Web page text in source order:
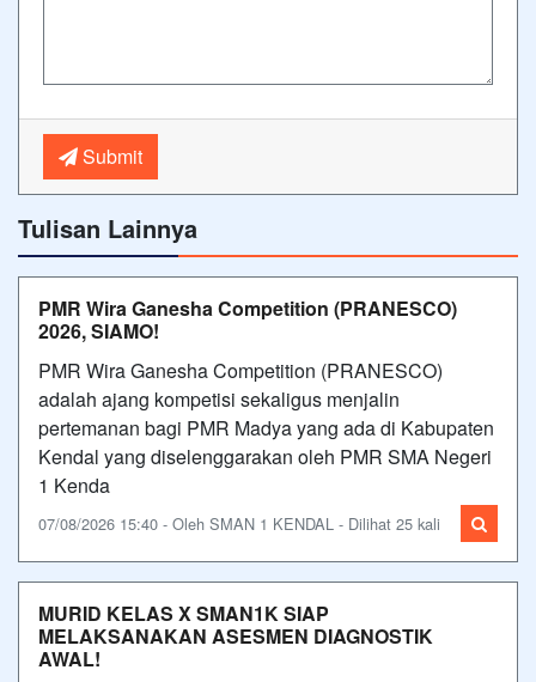
Submit
Tulisan Lainnya
PMR Wira Ganesha Competition (PRANESCO)
2026, SIAMO!
PMR Wira Ganesha Competition (PRANESCO)
adalah ajang kompetisi sekaligus menjalin
pertemanan bagi PMR Madya yang ada di Kabupaten
Kendal yang diselenggarakan oleh PMR SMA Negeri
1 Kenda
07/08/2026 15:40 - Oleh SMAN 1 KENDAL - Dilihat 25 kali
MURID KELAS X SMAN1K SIAP
MELAKSANAKAN ASESMEN DIAGNOSTIK
AWAL!